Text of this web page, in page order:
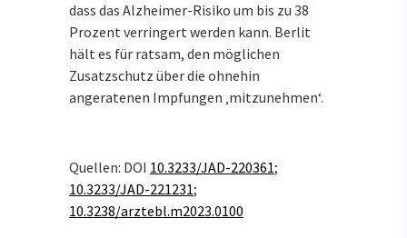
dass das Alzheimer-Risiko um bis zu 38
Prozent verringert werden kann. Berlit
hält es für ratsam, den möglichen
Zusatzschutz über die ohnehin
angeratenen Impfungen ‚mitzunehmen‘.
Quellen: DOI 10.3233/JAD-220361;
10.3233/JAD-221231;
10.3238/arztebl.m2023.0100